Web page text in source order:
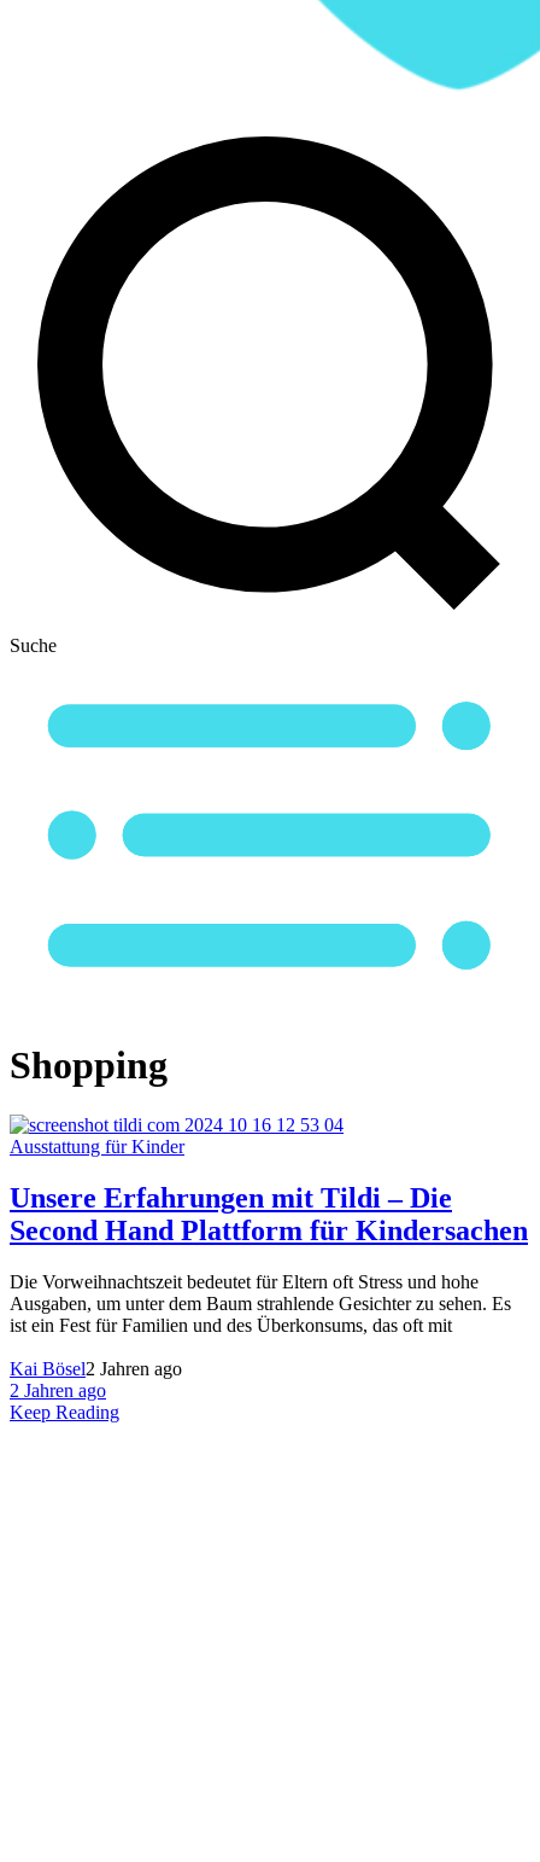
Suche
Shopping
Ausstattung für Kinder
Unsere Erfahrungen mit Tildi – Die
Second Hand Plattform für Kindersachen
Die Vorweihnachtszeit bedeutet für Eltern oft Stress und hohe
Ausgaben, um unter dem Baum strahlende Gesichter zu sehen. Es
ist ein Fest für Familien und des Überkonsums, das oft mit
Kai Bösel2 Jahren ago
2 Jahren ago
Keep Reading